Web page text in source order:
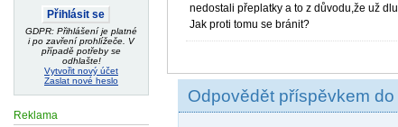
GDPR: Přihlášení je platné
i po zavření prohlížeče. V
případě potřeby se
odhlašte!
Vytvořit nový účet
Zaslat nové heslo
Reklama
nedostali přeplatky a to z důvodu,že už
Jak proti tomu se bránit?
Odpovědět příspěvkem